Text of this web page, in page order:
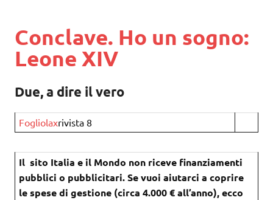
Conclave. Ho un sogno:
Leone XIV
Due, a dire il vero
Fogliolaxrivista 8
Il sito Italia e il Mondo non riceve finanziamenti
pubblici o pubblicitari. Se vuoi aiutarci a coprire
le spese di gestione (circa 4.000 € all’anno), ecco